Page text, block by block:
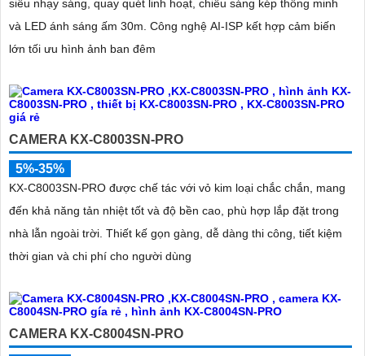
siêu nhạy sáng, quay quét linh hoạt, chiếu sáng kép thông minh
và LED ánh sáng ấm 30m. Công nghệ AI-ISP kết hợp cảm biến
lớn tối ưu hình ảnh ban đêm
CAMERA KX-C8003SN-PRO
5%-35%
KX-C8003SN-PRO được chế tác với vỏ kim loại chắc chắn, mang
đến khả năng tản nhiệt tốt và độ bền cao, phù hợp lắp đặt trong
nhà lẫn ngoài trời. Thiết kế gọn gàng, dễ dàng thi công, tiết kiệm
thời gian và chi phí cho người dùng
CAMERA KX-C8004SN-PRO